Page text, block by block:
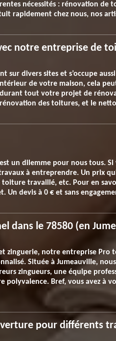
nécessités : rénovation
rapidement chez nous, nos
notre entreprise de
sur divers sites et s’occupe
de votre maison, cela
tout votre projet de
des toitures, et le
un dilemme pour nous tous.
à entreprendre. Un prix
travaillé, etc. Pour en
Un devis à 0 € et sans
dans le 78580 (en
zinguerie, notre entreprise
Située à Jumeauville,
zingueurs, une équipe
polyvalence. Bref, vous avez à
pour différents